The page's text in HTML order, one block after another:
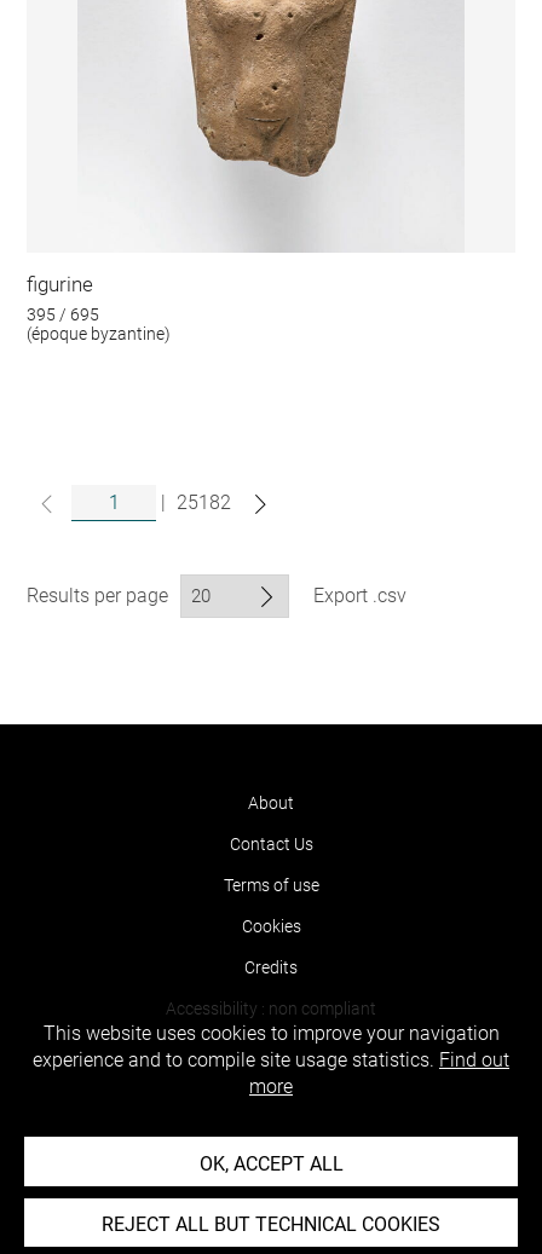
figurine
395 / 695
(époque byzantine)
| 25182
Results per page Export .csv
About
Contact Us
Terms of use
Cookies
Credits
Accessibility : non compliant
This website uses cookies to improve your navigation
experience and to compile site usage statistics. Find out
more
OK, ACCEPT ALL
REJECT ALL BUT TECHNICAL COOKIES